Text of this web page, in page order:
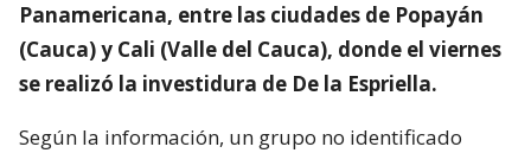
Panamericana, entre las ciudades de Popayán
(Cauca) y Cali (Valle del Cauca), donde el viernes
se realizó la investidura de De la Espriella.
Según la información, un grupo no identificado